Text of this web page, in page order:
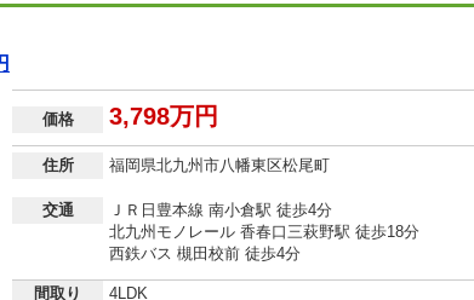
価格 3,798万円
住所 福岡県北九州市八幡東区松尾町
交通
ＪＲ日豊本線 南小倉駅 徒歩4分
北九州モノレール 香春口三萩野駅 徒歩18分
西鉄バス 槻田校前 徒歩4分
間取り
4LDK